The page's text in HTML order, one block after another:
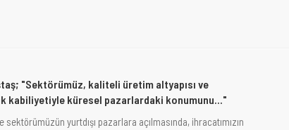
"Sektörümüz, kaliteli üretim altyapısı ve
kabiliyetiyle küresel pazarlardaki konumunu..."
sektörümüzün yurtdışı pazarlara açılmasında, ihracatımızın